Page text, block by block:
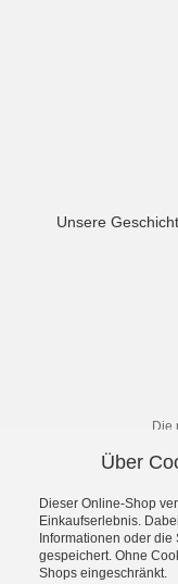
Unsere
Die
Über
Dieser Online-Shop
Einkaufserlebnis.
Informationen oder
gespeichert. Ohne
Shops eingeschränkt.